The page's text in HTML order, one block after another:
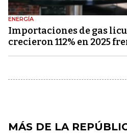
ENERGÍA
Importaciones de gas
crecieron 112% en 2025
MÁS DE LA